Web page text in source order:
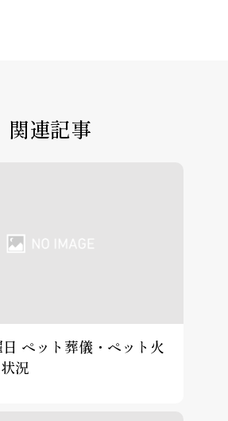
関連記事
ペット葬儀・ペット火
況